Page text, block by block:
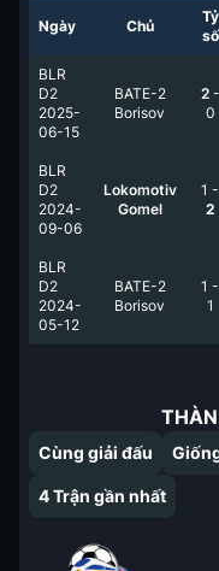
Ngày Chủ
Tỷ
số
BLR
D2
2025-
06-15
BATE-2
Borisov
2-
0
BLR
D2
2024-
09-06
Lokomotiv
Gomel
1 -
2
BLR
D2
2024-
05-12
BATE-2
Borisov
1 -
1
Cùng giải đấu
4Trận gần nhất